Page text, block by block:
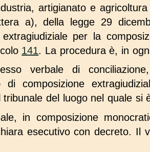
artigianato e
a), della legge 29
extragiudiziale per la
141. La procedura è, in
verbale di
di composizione
tribunale del luogo nel quale si
in composizione
esecutivo con decreto. Il